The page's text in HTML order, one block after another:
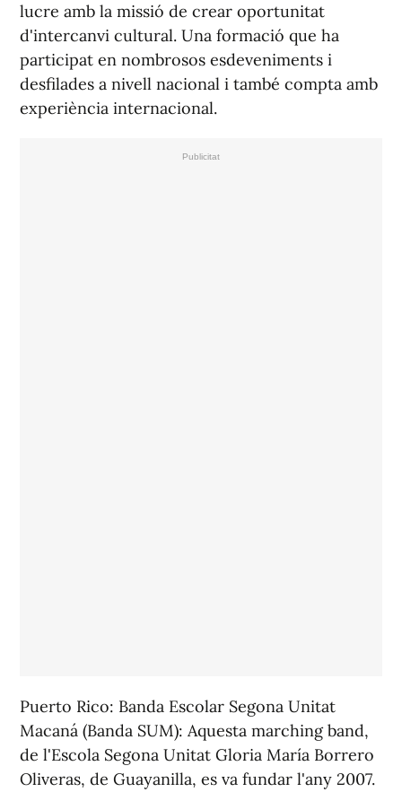
lucre amb la missió de crear oportunitat
d'intercanvi cultural. Una formació que ha
participat en nombrosos esdeveniments i
desfilades a nivell nacional i també compta amb
experiència internacional.
Puerto Rico: Banda Escolar Segona Unitat
Macaná (Banda SUM): Aquesta marching band,
de l'Escola Segona Unitat Gloria María Borrero
Oliveras, de Guayanilla, es va fundar l'any 2007.